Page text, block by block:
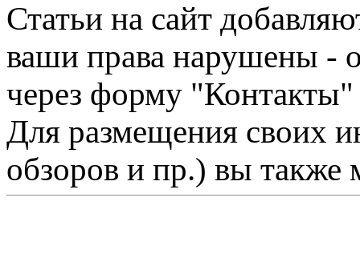
Статьи на сайт
ваши права нарушены -
через форму "Контакты"
Для размещения своих
обзоров и пр.) вы также